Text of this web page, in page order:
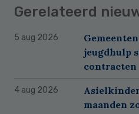
Gerelateerd
5 aug 2026
jeugdhulp
contracten
4 aug 2026
maanden